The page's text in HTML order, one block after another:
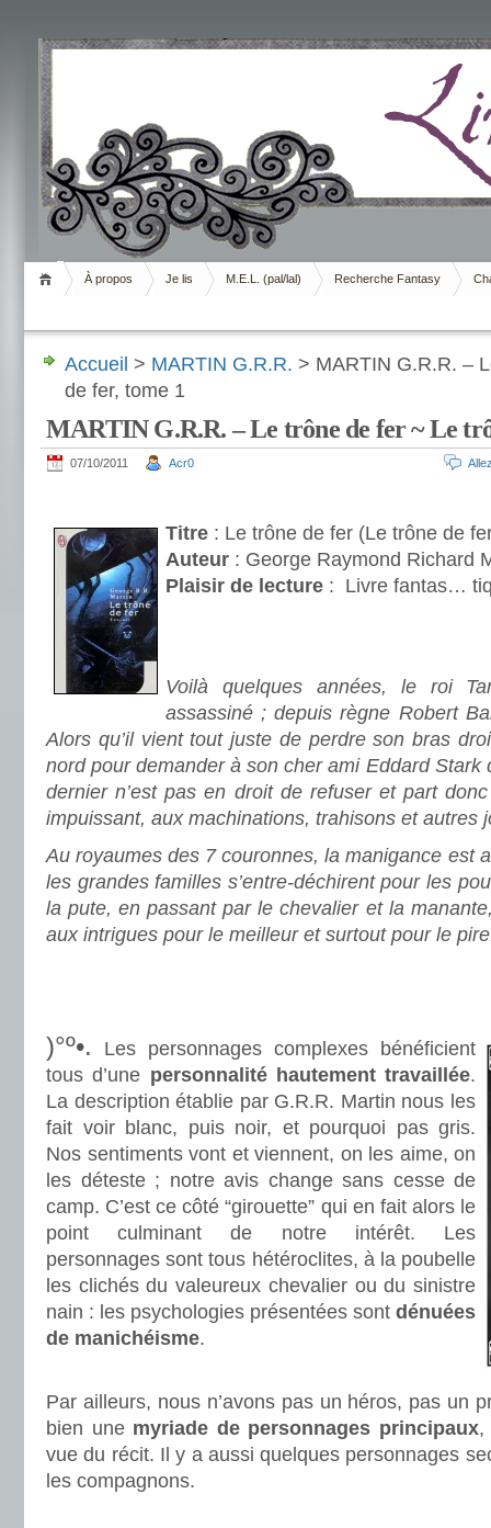
Livrement
À propos Je lis M.E.L. (pal/lal) Recherche Fantasy
Accueil > MARTIN G.R.R. > MARTIN G.R.R. –
de fer, tome 1
MARTIN G.R.R. – Le trône de fer ~ Le
07/10/2011 Acr0
Titre : Le trône de fer (Le trône de
Auteur : George Raymond Richard
Plaisir de lecture : Livre fantas…
Voilà quelques années, le roi
assassiné ; depuis règne Robert
Alors qu’il vient tout juste de perdre son bras
nord pour demander à son cher ami Eddard Stark
dernier n’est pas en droit de refuser et part
impuissant, aux machinations, trahisons et autres
Au royaumes des 7 couronnes, la manigance est
les grandes familles s’entre-déchirent pour les
la pute, en passant par le chevalier et la
aux intrigues pour le meilleur et surtout pour le
)°º•. Les personnages complexes bénéficient
tous d’une personnalité hautement travaillée.
La description établie par G.R.R. Martin nous les
fait voir blanc, puis noir, et pourquoi pas gris.
Nos sentiments vont et viennent, on les aime, on
les déteste ; notre avis change sans cesse de
camp. C’est ce côté “girouette” qui en fait alors le
point culminant de notre intérêt. Les
personnages sont tous hétéroclites, à la poubelle
les clichés du valeureux chevalier ou du sinistre
nain : les psychologies présentées sont dénuées
de manichéisme.
Par ailleurs, nous n’avons pas un héros, pas un
bien une myriade de personnages principaux,
vue du récit. Il y a aussi quelques personnages
les compagnons.